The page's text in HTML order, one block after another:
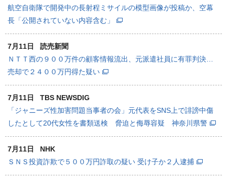
航空自衛隊で開発中の長射程ミサイルの模型画像が投稿か、空幕
長「公開されていない内容含む」
7月11日
読売新聞
ＮＴＴ西の９００万件の顧客情報流出、元派遣社員に有罪判決…
売却で２４００万円得た疑い
7月11日
TBS NEWSDIG
「ジャニーズ性加害問題当事者の会」元代表をSNS上で誹謗中傷
したとして20代女性を書類送検 脅迫と侮辱容疑 神奈川県警
7月11日
NHK
ＳＮＳ投資詐欺で５００万円詐取の疑い 受け子か２人逮捕